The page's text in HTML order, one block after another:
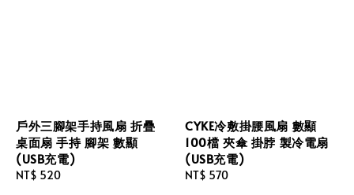
戶外三腳架手持風扇 折疊
桌面扇 手持 腳架 數顯
(USB充電)
Regular
NT$ 520
CYKE冷敷掛腰風扇 數顯
100檔 夾傘 掛脖 製冷電扇
(USB充電)
Regular
NT$ 570